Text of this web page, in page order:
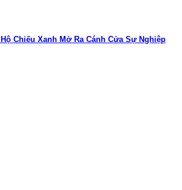
Chiếu Xanh Mở Ra Cánh Cửa Sự Nghiệp